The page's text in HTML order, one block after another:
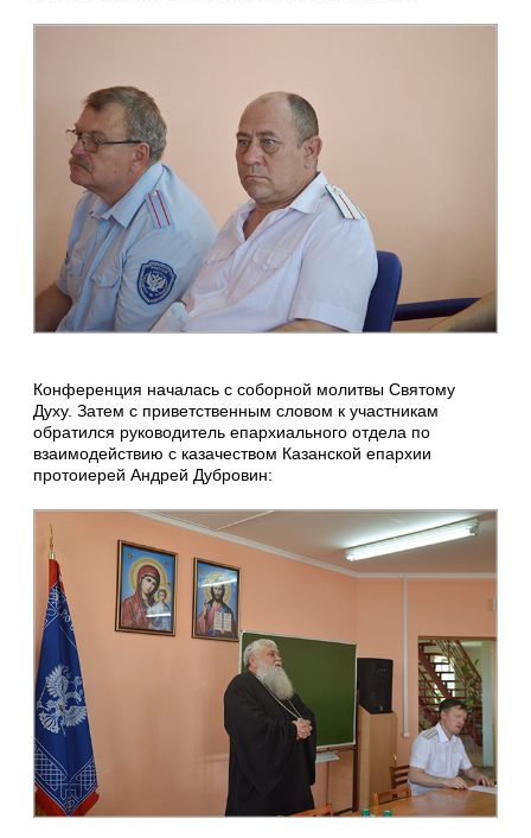
Конференция началась с соборной молитвы Святому
Духу. Затем с приветственным словом к участникам
обратился руководитель епархиального отдела по
взаимодействию с казачеством Казанской епархии
протоиерей Андрей Дубровин: